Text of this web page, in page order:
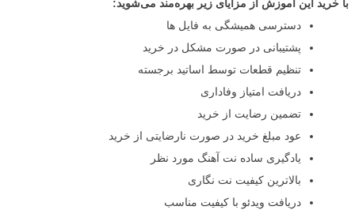
با خرید این آموزش از مزایای زیر بهره‌مند می‌شوید:
دسترسی همیشگی به فایل ها
پشتیبانی در صورت مشکل در خرید
تنظیم قطعات توسط اساتید برجسته
دریافت امتیاز وفاداری
تضمین رضایت از خرید
عود مبلغ خرید در صورت نارضایتی از خرید
یادگیری ساده نت آهنگ مورد نظر
بالاترین کیفیت نت نگاری
دریافت ویدئو با کیفیت مناسب